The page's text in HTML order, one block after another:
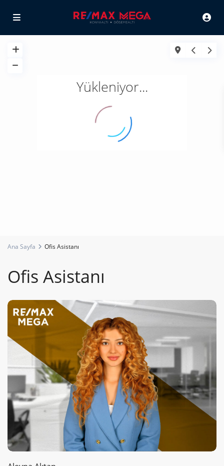
Yükleniyor...
Ana Sayfa Ofis Asistanı
Ofis Asistanı